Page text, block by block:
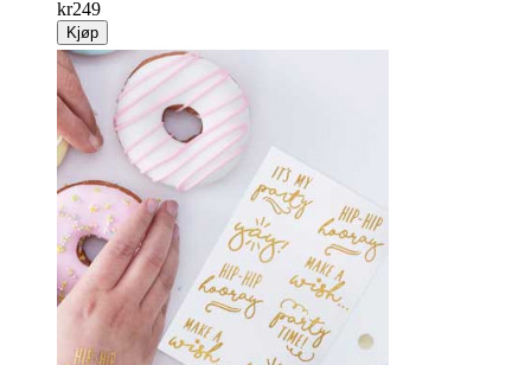
Champagneåpner
Forhindrer at det «bobler over», så åpning av flasken blir
enkelt og trygt!
info
249
Kjøp